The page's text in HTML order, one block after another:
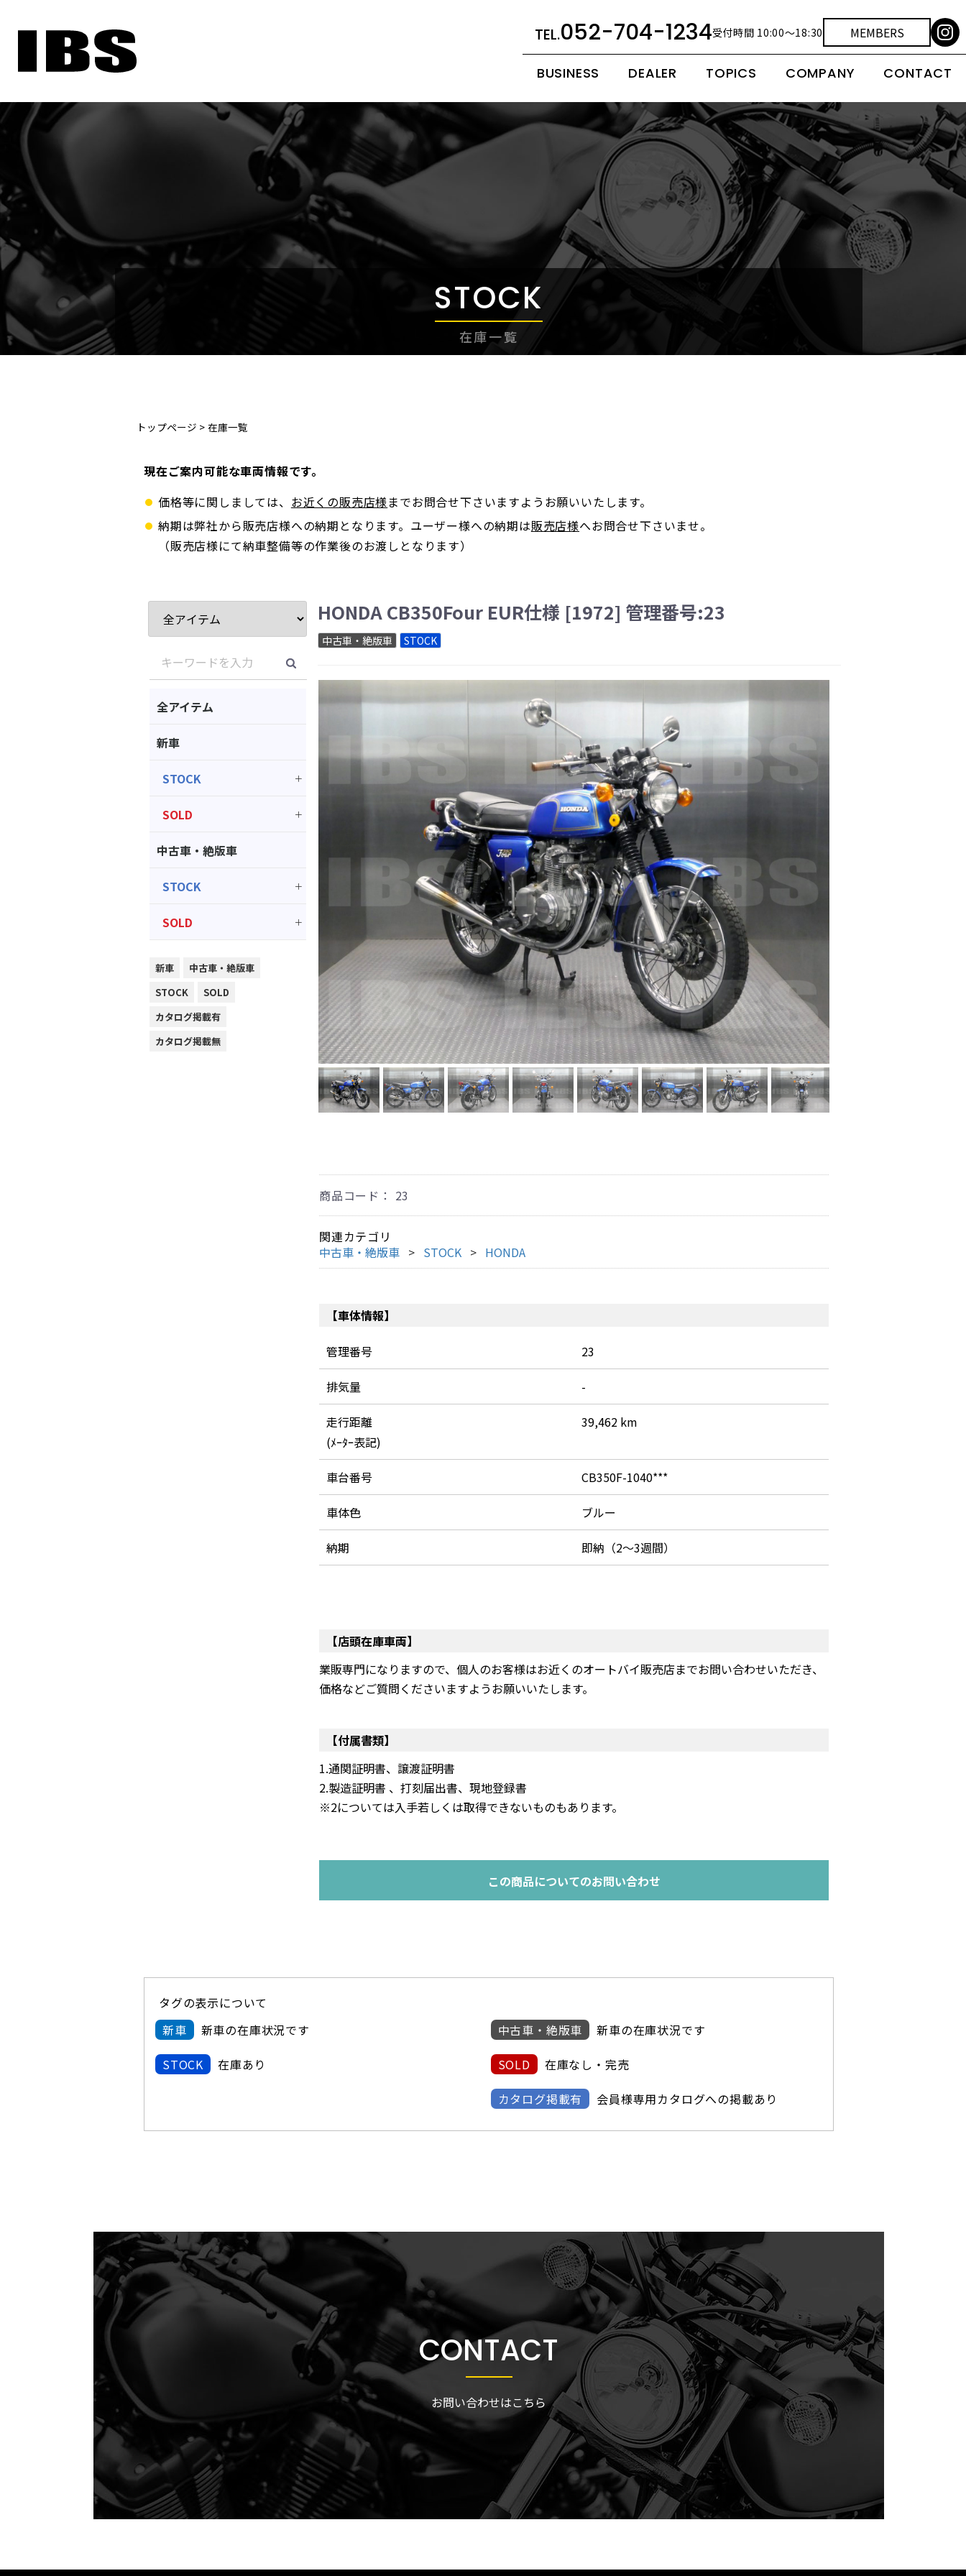
STOCK
在庫一覧
トップページ > 在庫一覧
現在ご案内可能な車両情報です。
価格等に関しましては、 お近くの販売店様までお問合せ下さいますようお願いいたします。
納期は弊社から販売店様への納期となります。ユーザー様への納期は販売店様へお問合せ下さいませ。
（販売店様にて納車整備等の作業後のお渡しとなります）
全アイテム
新車
STOCK
SOLD
中古車・絶版車
STOCK
SOLD
新車
中古車・絶版車
STOCK
SOLD
カタログ掲載有
カタログ掲載無
HONDA CB350Four EUR仕様 [1972] 管理番号:23
中古車・絶版車 STOCK
商品コード： 23
関連カテゴリ
中古車・絶版車
STOCK HONDA
【車体情報】
管理番号 23
排気量 -
走行距離
(ﾒｰﾀｰ表記)
39,462 km
車台番号 CB350F-1040***
車体色 ブルー
納期 即納（2～3週間）
【店頭在庫車両】
業販専門になりますので、個人のお客様はお近くのオートバイ販売店までお問い合わせいただき、
価格などご質問くださいますようお願いいたします。
【付属書類】
1.通関証明書、譲渡証明書
2.製造証明書 、打刻届出書、現地登録書
※2については入手若しくは取得できないものもあります。
この商品についてのお問い合わせ
タグの表示について
新車
新車の在庫状況です 中古車・絶版車
新車の在庫状況です
STOCK
在庫あり SOLD
在庫なし・完売
カタログ掲載有
会員様専用カタログへの掲載あり
CONTACT
お問い合わせはこちら
052-704-1234受付時間 10:00～18:30 MEMBERS
BUSINESS DEALER TOPICS COMPANY CONTACT